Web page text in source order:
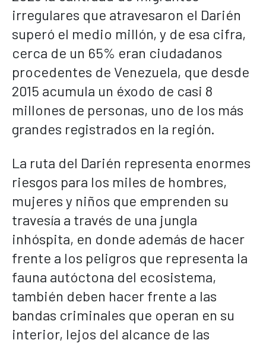
irregulares que atravesaron el Darién
superó el medio millón, y de esa cifra,
cerca de un 65% eran ciudadanos
procedentes de Venezuela, que desde
2015 acumula un éxodo de casi 8
millones de personas, uno de los más
grandes registrados en la región.
La ruta del Darién representa enormes
riesgos para los miles de hombres,
mujeres y niños que emprenden su
travesía a través de una jungla
inhóspita, en donde además de hacer
frente a los peligros que representa la
fauna autóctona del ecosistema,
también deben hacer frente a las
bandas criminales que operan en su
interior, lejos del alcance de las